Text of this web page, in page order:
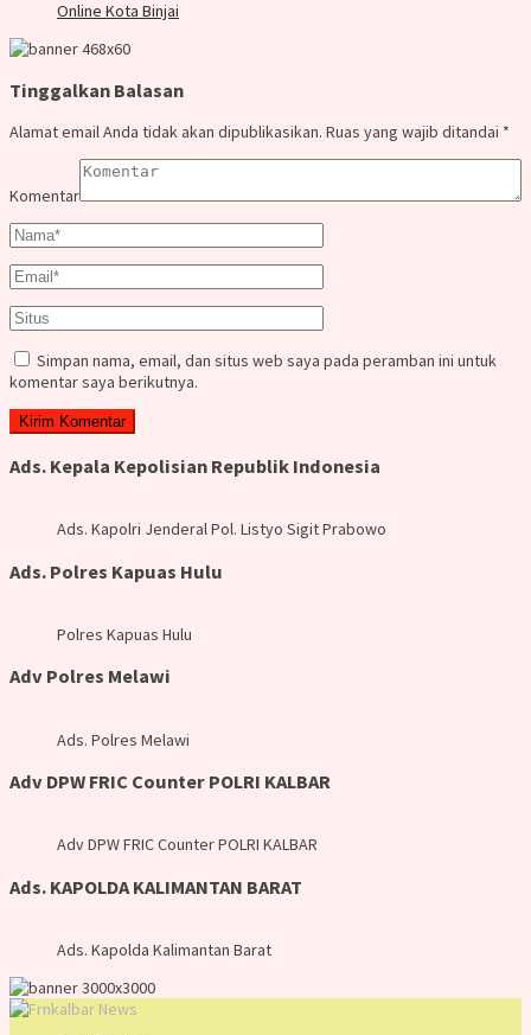
Online Kota Binjai
Tinggalkan Balasan
Alamat email Anda tidak akan dipublikasikan. Ruas yang wajib ditandai *
Komentar
Simpan nama, email, dan situs web saya pada peramban ini untuk
komentar saya berikutnya.
Ads. Kepala Kepolisian Republik Indonesia
Ads. Kapolri Jenderal Pol. Listyo Sigit Prabowo
Ads. Polres Kapuas Hulu
Polres Kapuas Hulu
Adv Polres Melawi
Ads. Polres Melawi
Adv DPW FRIC Counter POLRI KALBAR
Adv DPW FRIC Counter POLRI KALBAR
Ads. KAPOLDA KALIMANTAN BARAT
Ads. Kapolda Kalimantan Barat